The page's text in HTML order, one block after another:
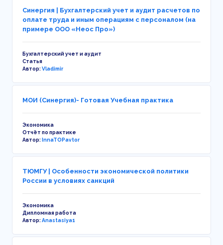
Синергия | Бухгалтерский учет и аудит расчетов по
оплате труда и иным операциям с персоналом (на
примере ООО «Неос Про»)
Бухгалтерский учет и аудит
Статья
Автор:Vladimir
МОИ (Синергия)- Готовая Учебная практика
Экономика
Отчёт по практике
Автор:InnaTOPavtor
ТЮМГУ | Особенности экономической политики
России в условиях санкций
Экономика
Дипломная работа
Автор:Anastasiya1